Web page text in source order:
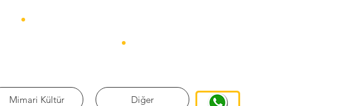
Mimari Kültür Diğer